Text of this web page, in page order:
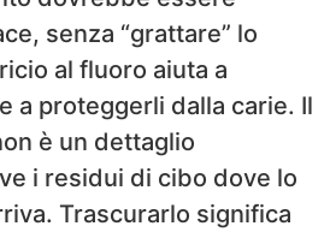
senza “grattare” lo
al fluoro aiuta a
a proteggerli dalla carie. Il
è un dettaglio
i residui di cibo dove lo
Trascurarlo significa